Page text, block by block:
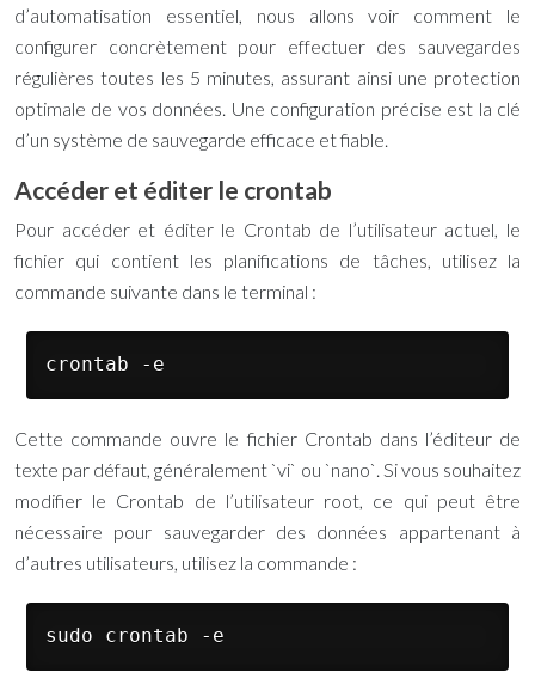
d’automatisation essentiel, nous allons voir comment le
configurer concrètement pour effectuer des sauvegardes
régulières toutes les 5 minutes, assurant ainsi une protection
optimale de vos données. Une configuration précise est la clé
d’un système de sauvegarde efficace et fiable.
Accéder et éditer le crontab
Pour accéder et éditer le Crontab de l’utilisateur actuel, le
fichier qui contient les planifications de tâches, utilisez la
commande suivante dans le terminal :
crontab -e
Cette commande ouvre le fichier Crontab dans l’éditeur de
texte par défaut, généralement `vi` ou `nano`. Si vous souhaitez
modifier le Crontab de l’utilisateur root, ce qui peut être
nécessaire pour sauvegarder des données appartenant à
d’autres utilisateurs, utilisez la commande :
sudo crontab -e